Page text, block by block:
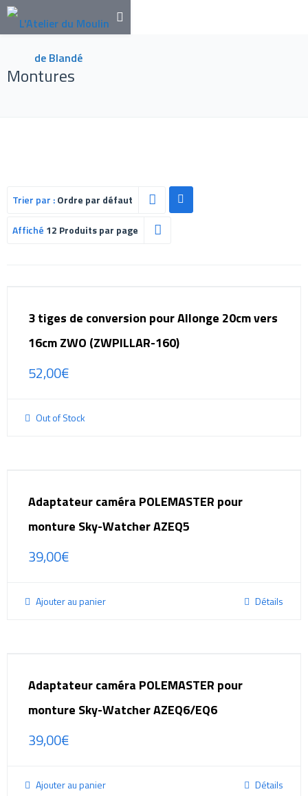
Montures
Trier par :Ordre par défaut
Affiché 12 Produits par page
3 tiges de conversion pour Allonge 20cm vers
16cm ZWO (ZWPILLAR-160)
52,00€
Out of Stock
Adaptateur caméra POLEMASTER pour
monture Sky-Watcher AZEQ5
39,00€
Ajouter au panier Détails
Adaptateur caméra POLEMASTER pour
monture Sky-Watcher AZEQ6/EQ6
39,00€
Ajouter au panier Détails